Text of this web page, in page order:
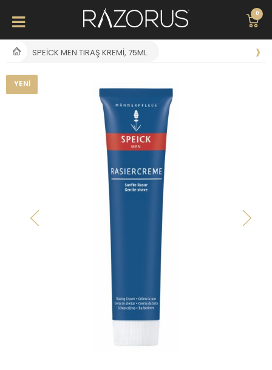
0
SPEICK MEN TIRAŞ KREMI, 75ML
YENI